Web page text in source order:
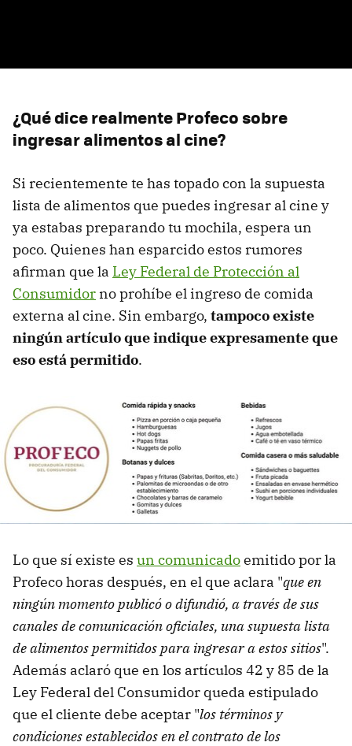
¿Qué dice realmente Profeco sobre
ingresar alimentos al cine?
Si recientemente te has topado con la supuesta
lista de alimentos que puedes ingresar al cine y
ya estabas preparando tu mochila, espera un
poco. Quienes han esparcido estos rumores
afirman que la Ley Federal de Protección al
Consumidor no prohíbe el ingreso de comida
externa al cine. Sin embargo, tampoco existe
ningún artículo que indique expresamente que
eso está permitido.
Lo que sí existe es un comunicadoemitido por la
Profeco horas después, en el que aclara "que en
ningún momento publicó o difundió, a través de sus
canales de comunicación oficiales, una supuesta lista
de alimentos permitidos para ingresar a estos sitios".
Además aclaró que en los artículos 42 y 85 de la
Ley Federal del Consumidor queda estipulado
que el cliente debe aceptar "los términos y
condiciones establecidos en el contrato de los